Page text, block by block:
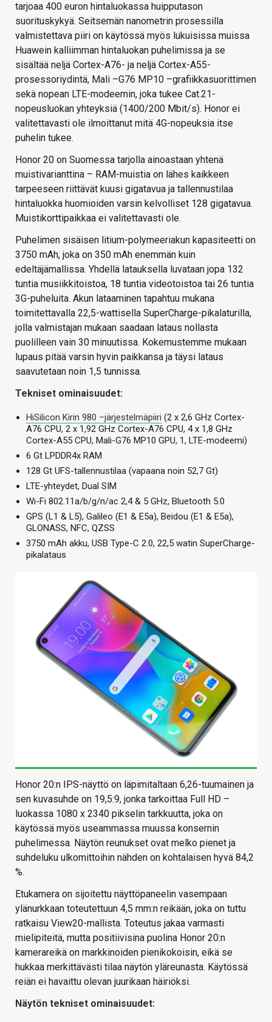
tarjoaa 400 euron hintaluokassa huipputason
suorituskykyä. Seitsemän nanometrin prosessilla
valmistettava piiri on käytössä myös lukuisissa muissa
Huawein kalliimman hintaluokan puhelimissa ja se
sisältää neljä Cortex-A76- ja neljä Cortex-A55-
prosessoriydintä, Mali –G76 MP10 –grafiikkasuorittimen
sekä nopean LTE-modeemin, joka tukee Cat.21-
nopeusluokan yhteyksiä (1400/200 Mbit/s). Honor ei
valitettavasti ole ilmoittanut mitä 4G-nopeuksia itse
puhelin tukee.
Honor 20 on Suomessa tarjolla ainoastaan yhtenä
muistivarianttina – RAM-muistia on lähes kaikkeen
tarpeeseen riittävät kuusi gigatavua ja tallennustilaa
hintaluokka huomioiden varsin kelvolliset 128 gigatavua.
Muistikorttipaikkaa ei valitettavasti ole.
Puhelimen sisäisen litium-polymeeriakun kapasiteetti on
3750 mAh, joka on 350 mAh enemmän kuin
edeltäjämallissa. Yhdellä latauksella luvataan jopa 132
tuntia musiikkitoistoa, 18 tuntia videotoistoa tai 26 tuntia
3G-puheluita. Akun lataaminen tapahtuu mukana
toimitettavalla 22,5-wattisella SuperCharge-pikalaturilla,
jolla valmistajan mukaan saadaan lataus nollasta
puolilleen vain 30 minuutissa. Kokemustemme mukaan
lupaus pitää varsin hyvin paikkansa ja täysi lataus
saavutetaan noin 1,5 tunnissa.
Tekniset ominaisuudet:
HiSilicon Kirin 980 –järjestelmäpiiri (2 x 2,6 GHz Cortex-
A76 CPU, 2 x 1,92 GHz Cortex-A76 CPU, 4 x 1,8 GHz
Cortex-A55 CPU, Mali-G76 MP10 GPU, 1, LTE-modeemi)
6 Gt LPDDR4x RAM
128 Gt UFS-tallennustilaa (vapaana noin 52,7 Gt)
LTE-yhteydet, Dual SIM
Wi-Fi 802.11a/b/g/n/ac 2,4 & 5 GHz, Bluetooth 5.0
GPS (L1 & L5), Galileo (E1 & E5a), Beidou (E1 & E5a),
GLONASS, NFC, QZSS
3750 mAh akku, USB Type-C 2.0, 22,5 watin SuperCharge-
pikalataus
Honor 20:n IPS-näyttö on läpimitaltaan 6,26-tuumainen ja
sen kuvasuhde on 19,5:9, jonka tarkoittaa Full HD –
luokassa 1080 x 2340 pikselin tarkkuutta, joka on
käytössä myös useammassa muussa konsernin
puhelimessa. Näytön reunukset ovat melko pienet ja
suhdeluku ulkomittoihin nähden on kohtalaisen hyvä 84,2
%.
Etukamera on sijoitettu näyttöpaneelin vasempaan
ylänurkkaan toteutettuun 4,5 mm:n reikään, joka on tuttu
ratkaisu View20-mallista. Toteutus jakaa varmasti
mielipiteitä, mutta positiivisina puolina Honor 20:n
kamerareikä on markkinoiden pienikokoisin, eikä se
hukkaa merkittävästi tilaa näytön yläreunasta. Käytössä
reiän ei havaittu olevan juurikaan häiriöksi.
Näytön tekniset ominaisuudet: